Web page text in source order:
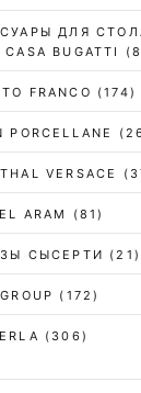
ДЛЯ
BUGATTI
FRANCO (174)
PORCELLANE
VERSACE
ARAM (81)
СЫСЕРТИ (21)
(172)
(306)